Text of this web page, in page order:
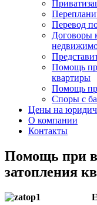
Перевод
Договоры
Помощь
квартиры
Помощь
Споры с
Цены на
О компании
Контакты
Помощь при
затопления